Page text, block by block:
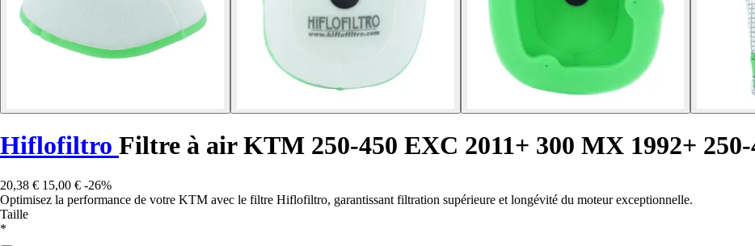
Hiflofiltro Filtre à air KTM 250-450 EXC 2011+ 300 MX 1992+ 250-
20,38 € 15,00 € -26%
Optimisez la performance de votre KTM avec le filtre Hiflofiltro, garantissant filtration supérieure et longévité du moteur exceptionnelle.
Taille
*